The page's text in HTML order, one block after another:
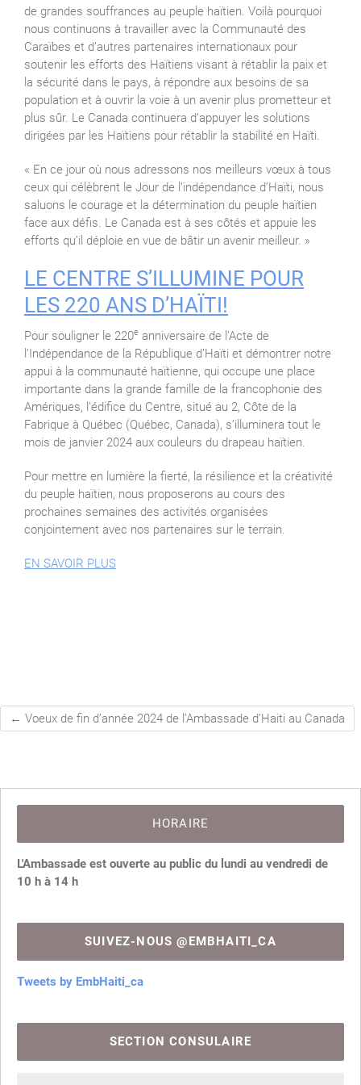
de grandes souffrances au peuple haïtien. Voilà pourquoi
nous continuons à travailler avec la Communauté des
Caraïbes et d’autres partenaires internationaux pour
soutenir les efforts des Haïtiens visant à rétablir la paix et
la sécurité dans le pays, à répondre aux besoins de sa
population et à ouvrir la voie à un avenir plus prometteur et
plus sûr. Le Canada continuera d’appuyer les solutions
dirigées par les Haïtiens pour rétablir la stabilité en Haïti.
« En ce jour où nous adressons nos meilleurs vœux à tous
ceux qui célèbrent le Jour de l’indépendance d’Haïti, nous
saluons le courage et la détermination du peuple haïtien
face aux défis. Le Canada est à ses côtés et appuie les
efforts qu’il déploie en vue de bâtir un avenir meilleur. »
LE CENTRE S’ILLUMINE POUR
LES 220 ANS D’HAÏTI!
Pour souligner le 220e anniversaire de l’Acte de
l’Indépendance de la République d’Haïti et démontrer notre
appui à la communauté haïtienne, qui occupe une place
importante dans la grande famille de la francophonie des
Amériques, l’édifice du Centre, situé au 2, Côte de la
Fabrique à Québec (Québec, Canada), s’illuminera tout le
mois de janvier 2024 aux couleurs du drapeau haïtien.
Pour mettre en lumière la fierté, la résilience et la créativité
du peuple haïtien, nous proposerons au cours des
prochaines semaines des activités organisées
conjointement avec nos partenaires sur le terrain.
EN SAVOIR PLUS
← Voeux de fin d’année 2024 de l’Ambassade d’Haiti au Canada
HORAIRE
L'Ambassade est ouverte au public du lundi au vendredi de
10 h à 14 h
SUIVEZ-NOUS @EMBHAITI_CA
Tweets by EmbHaiti_ca
SECTION CONSULAIRE